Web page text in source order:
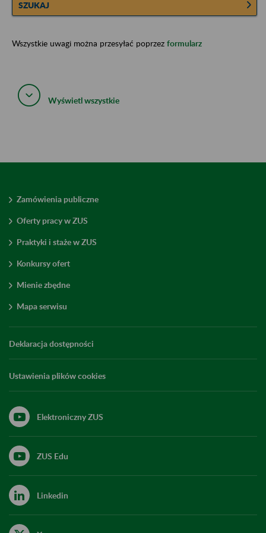
SZUKAJ
Wszystkie uwagi można przesyłać poprzez formularz
Wyświetl wszystkie
Zamówienia publiczne
Oferty pracy w ZUS
Praktyki i staże w ZUS
Konkursy ofert
Mienie zbędne
Mapa serwisu
Deklaracja dostępności
Ustawienia plików cookies
Elektroniczny ZUS
ZUS Edu
Linkedin